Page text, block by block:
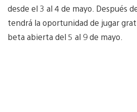
desde el 3 al 4 de mayo. Después
tendrá la oportunidad de jugar
beta abierta del 5 al 9 de mayo.